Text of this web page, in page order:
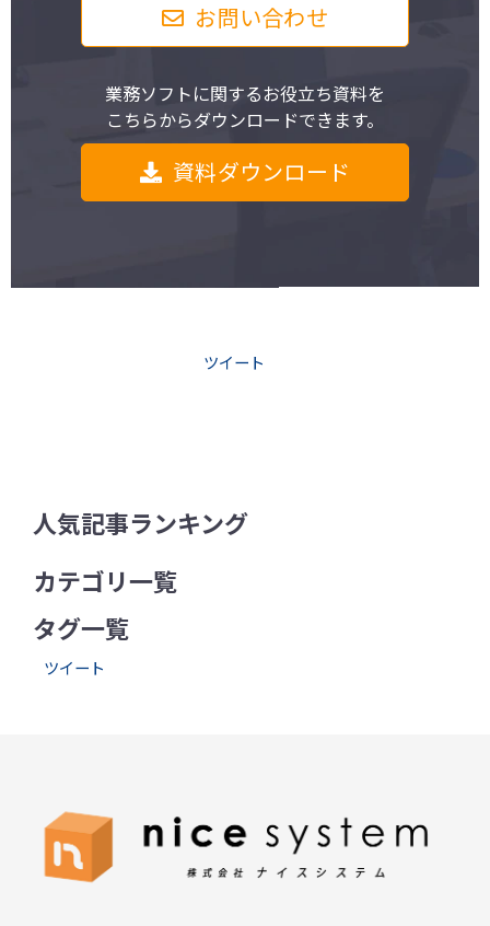
お問い合わせ
業務ソフトに関するお役立ち資料を
こちらからダウンロードできます。
資料ダウンロード
ツイート
人気記事ランキング
カテゴリ一覧
タグ一覧
ツイート